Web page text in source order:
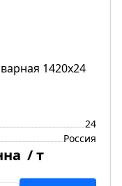
1420х24
24
Россия
/ т